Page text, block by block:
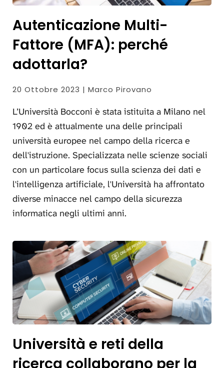
Autenticazione Multi-
Fattore (MFA): perché
adottarla?
20 Ottobre 2023 | Marco Pirovano
L’Università Bocconi è stata istituita a Milano nel
1902 ed è attualmente una delle principali
università europee nel campo della ricerca e
dell'istruzione. Specializzata nelle scienze sociali
con un particolare focus sulla scienza dei dati e
l'intelligenza artificiale, l'Università ha affrontato
diverse minacce nel campo della sicurezza
informatica negli ultimi anni.
Università e reti della
ricerca collaborano per la